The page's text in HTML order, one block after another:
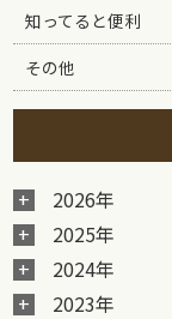
知ってると便利
その他
2026年
2025年
2024年
2023年